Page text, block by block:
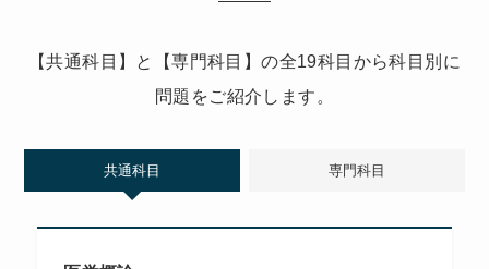
【共通科目】と【専門科目】の全19科目から科目別に
問題をご紹介します。
共通科目 専門科目